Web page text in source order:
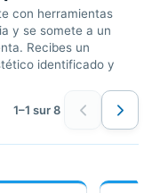
con herramientas
y se somete a un
Recibes un
identificado y
1–1 sur 8